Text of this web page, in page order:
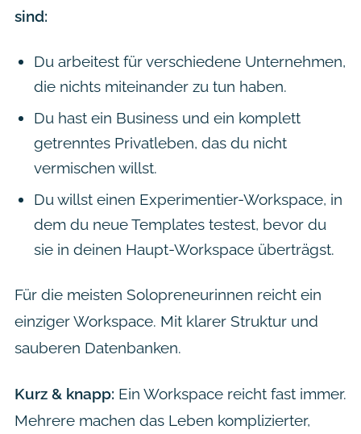
sind:
Du arbeitest für verschiedene Unternehmen,
die nichts miteinander zu tun haben.
Du hast ein Business und ein komplett
getrenntes Privatleben, das du nicht
vermischen willst.
Du willst einen Experimentier-Workspace, in
dem du neue Templates testest, bevor du
sie in deinen Haupt-Workspace überträgst.
Für die meisten Solopreneurinnen reicht ein
einziger Workspace. Mit klarer Struktur und
sauberen Datenbanken.
Kurz & knapp: Ein Workspace reicht fast immer.
Mehrere machen das Leben komplizierter,